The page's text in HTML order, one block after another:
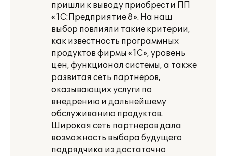
пришли к выводу приобрести ПП
«1С:Предприятие 8». На наш
выбор повлияли такие критерии,
как известность программных
продуктов фирмы «1С», уровень
цен, функционал системы, а также
развитая сеть партнеров,
оказывающих услуги по
внедрению и дальнейшему
обслуживанию продуктов.
Широкая сеть партнеров дала
возможность выбора будущего
подрядчика из достаточно